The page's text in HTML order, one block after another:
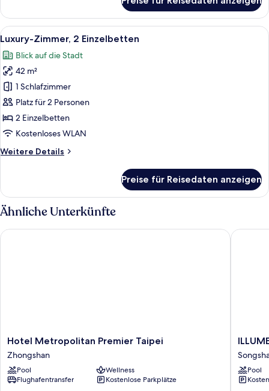
Studiosuite
Alle
Fotos
für
Luxury-
Zimmer,
2 Einzelbetten
anzeigen
Ein Hotelzimmer mit zwei Betten,
8
Luxury-Zimmer, 2 Einzelbetten
Blick auf die Stadt
42 m²
1 Schlafzimmer
Platz für 2 Personen
2 Einzelbetten
Kostenloses WLAN
Weitere Details
Weitere
Zimmer,
2 Einzelbetten
Preise für Reisedaten anzeigen
Ähnliche Unterkünfte
Hotel
Metropolitan
Premier
Taipei
Zhongshan
Hotel Metropolitan Premier Taipei
Zhongshan
Pool
Wellness
Flughafentransfer
Kostenlose Parkplätze
Hotel Metropolitan Premier Taipei
ILLUME
TAIPEI
Pool
ILLUME